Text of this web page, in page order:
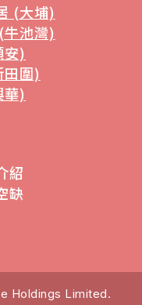
(大埔)
池灣)
安)
圍)
華)
紹
缺
Holdings Limited.